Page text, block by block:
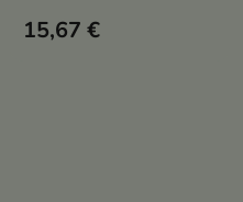
lekkie oraz miękkie w dotyku.
Formuła o łagodnym, lekko
15,67 €